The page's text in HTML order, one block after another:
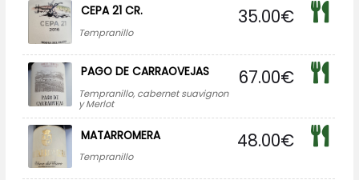
CEPA 21 CR.
Tempranillo
35.00€
PAGO DE CARRAOVEJAS
Tempranillo, cabernet suavignon
y Merlot
67.00€
MATARROMERA
Tempranillo
48.00€